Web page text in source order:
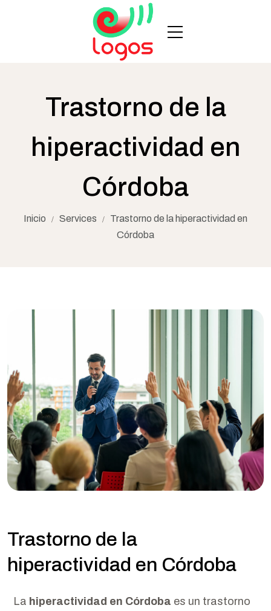
Trastorno de la
hiperactividad en
Córdoba
Inicio / Services /
Trastorno de la hiperactividad en
Córdoba
Trastorno de la
hiperactividad en Córdoba
La hiperactividad en Córdoba es un trastorno